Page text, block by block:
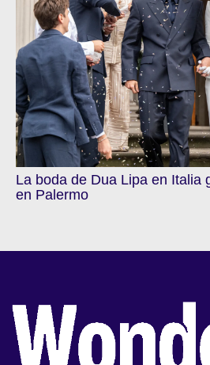
La boda de Dua Lipa en Italia
en Palermo